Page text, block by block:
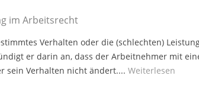
im Arbeitsrecht
Verhalten oder die (schlechten)
er darin an, dass der Arbeitnehmer mit
sein Verhalten nicht ändert.... Weiterlesen